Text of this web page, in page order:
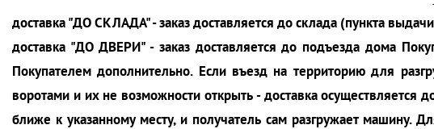
доставка "ДО СКЛАДА" - заказ доставляется до склада (пункта
доставка "ДО ДВЕРИ" - заказ доставляется до подъезда дома
Покупателем дополнительно. Если въезд на территорию для
воротами и их не возможности открыть - доставка
ближе к указанному месту, и получатель сам разгружает машину.